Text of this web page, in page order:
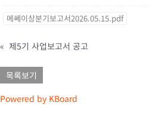
메쎄이상분기보고서2026.05.15.pdf
« 제5기 사업보고서 공고
목록보기
Powered by KBoard